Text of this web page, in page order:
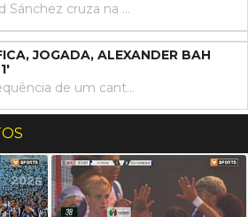
Ricard Sánchez cruza na direita para o coração da área, onde surge Gonçalo Costa a cabecear por alto.
JOGADA, ALEXANDER BAH
Na sequência de um canto, Prestianni cruza para o segundo poste, e Alexander Bah cabeceia ao lado.